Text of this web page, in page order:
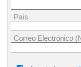
País
Correo Electrónico